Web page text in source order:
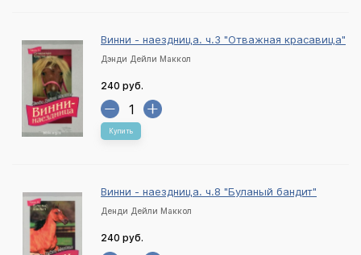
Винни - наездница. ч.3 "Отважная красавица"
Дэнди Дейли Маккол
240 руб.
Купить
Винни - наездница. ч.8 "Буланый бандит"
Денди Дейли Маккол
240 руб.